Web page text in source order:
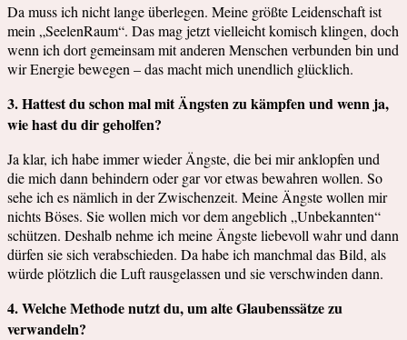
Da muss ich nicht lange überlegen. Meine größte Leidenschaft ist
mein „SeelenRaum“. Das mag jetzt vielleicht komisch klingen, doch
wenn ich dort gemeinsam mit anderen Menschen verbunden bin und
wir Energie bewegen – das macht mich unendlich glücklich.
3. Hattest du schon mal mit Ängsten zu kämpfen und wenn ja,
wie hast du dir geholfen?
Ja klar, ich habe immer wieder Ängste, die bei mir anklopfen und
die mich dann behindern oder gar vor etwas bewahren wollen. So
sehe ich es nämlich in der Zwischenzeit. Meine Ängste wollen mir
nichts Böses. Sie wollen mich vor dem angeblich „Unbekannten“
schützen. Deshalb nehme ich meine Ängste liebevoll wahr und dann
dürfen sie sich verabschieden. Da habe ich manchmal das Bild, als
würde plötzlich die Luft rausgelassen und sie verschwinden dann.
4. Welche Methode nutzt du, um alte Glaubenssätze zu
verwandeln?